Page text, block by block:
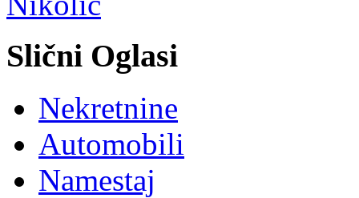
Slični Oglasi
Nekretnine
Automobili
Namestaj